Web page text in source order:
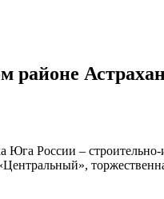
районе
Юга России –